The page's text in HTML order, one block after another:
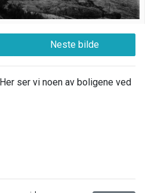
Neste bilde
ser vi noen av boligene ved